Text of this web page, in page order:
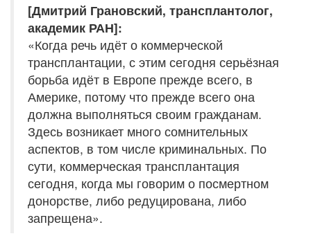
[Дмитрий Грановский, трансплантолог,
академик РАН]:
«Когда речь идёт о коммерческой
трансплантации, с этим сегодня серьёзная
борьба идёт в Европе прежде всего, в
Америке, потому что прежде всего она
должна выполняться своим гражданам.
Здесь возникает много сомнительных
аспектов, в том числе криминальных. По
сути, коммерческая трансплантация
сегодня, когда мы говорим о посмертном
донорстве, либо редуцирована, либо
запрещена».